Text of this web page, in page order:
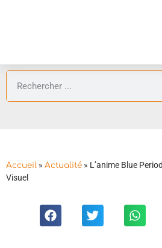
Accueil » Actualité » L’anime Blue
Visuel